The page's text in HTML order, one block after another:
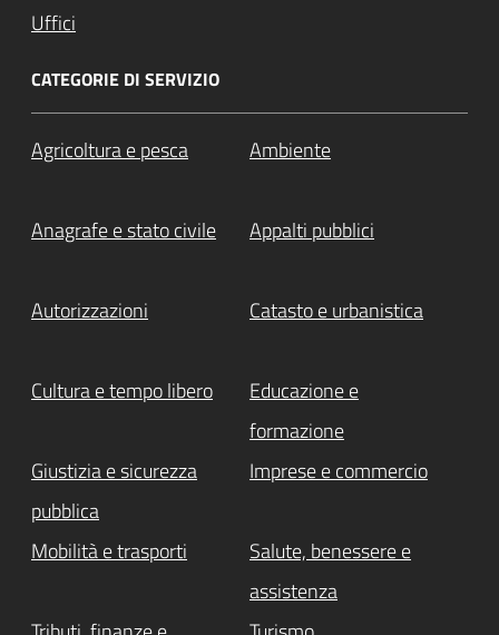
Uffici
CATEGORIE DI SERVIZIO
Agricoltura e pesca Ambiente
Anagrafe e stato civile Appalti pubblici
Autorizzazioni Catasto e urbanistica
Cultura e tempo libero
Educazione e
formazione
Giustizia e sicurezza
pubblica
Imprese e commercio
Mobilità e trasporti
Salute, benessere e
assistenza